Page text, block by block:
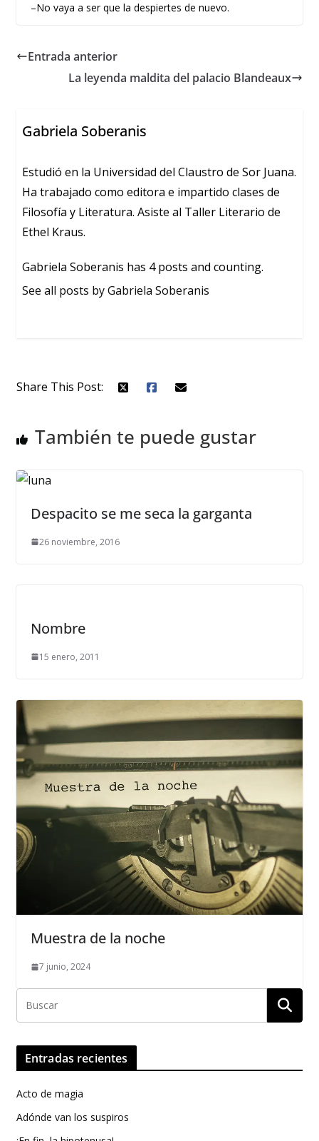
–No vaya a ser que la despiertes de nuevo.
Entrada anterior
La leyenda maldita del palacio Blandeaux
Gabriela Soberanis
Estudió en la Universidad del Claustro de Sor Juana.
Ha trabajado como editora e impartido clases de
Filosofía y Literatura. Asiste al Taller Literario de
Ethel Kraus.
Gabriela Soberanis has 4 posts and counting.
See all posts by Gabriela Soberanis
Share This Post:
También te puede gustar
Despacito se me seca la garganta
26 noviembre, 2016
Nombre
15 enero, 2011
Muestra de la noche
7 junio, 2024
Entradas recientes
Acto de magia
Adónde van los suspiros